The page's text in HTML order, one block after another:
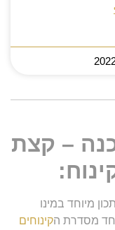
– קצת
מיוחד במינו
מסדרת הקינוחים